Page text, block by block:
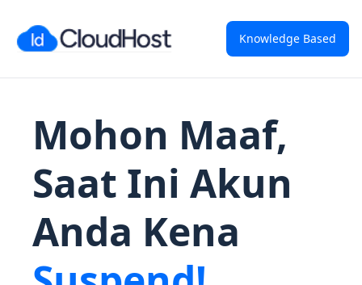
Knowledge Based
Mohon Maaf,
Saat Ini Akun
Anda Kena